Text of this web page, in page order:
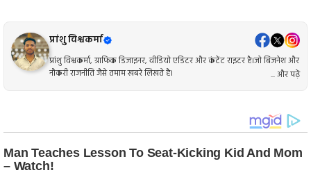
प्रांशु विश्वकर्मा
प्रांशु विश्वकर्मा, ग्राफिक डिजाइनर, वीडियो एडिटर और कंटेंट राइटर है।जो बिजनेश और
नौकरी राजनीति जैसे तमाम खबरे लिखते है।
... और पढ़ें